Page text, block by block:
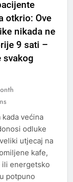
otkrio: Ove
nikada ne
9 sati –
svakog
većina
odluke
utjecaj na
kafe,
ili energetsko
potpuno